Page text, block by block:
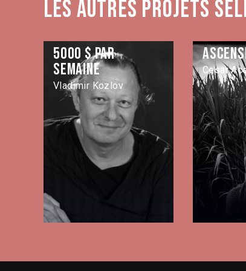
Les autres projets
5000 $ par
semaine
Vladimir Kozlov
Cesar